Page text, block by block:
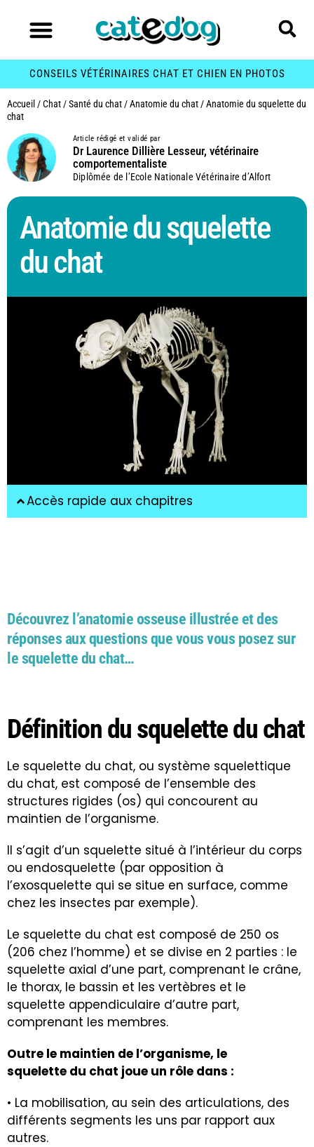
CONSEILS VÉTÉRINAIRES CHAT ET CHIEN EN PHOTOS
Accueil /Chat /Santé du chat /Anatomie du chat /Anatomie du squelette du
chat
Article rédigé et validé par
Dr Laurence Dillière Lesseur, vétérinaire
comportementaliste
Diplômée de l’Ecole Nationale Vétérinaire d’Alfort
Anatomie du squelette
du chat
Accès rapide aux chapitres
Découvrez l’anatomie osseuse illustrée et des
réponses aux questions que vous vous posez sur
le squelette du chat…
Définition du squelette du chat
Le squelette du chat, ou système squelettique
du chat, est composé de l’ensemble des
structures rigides (os) qui concourent au
maintien de l’organisme.
Il s’agit d’un squelette situé à l’intérieur du corps
ou endosquelette (par opposition à
l’exosquelette qui se situe en surface, comme
chez les insectes par exemple).
Le squelette du chat est composé de 250 os
(206 chez l’homme) et se divise en 2 parties : le
squelette axial d’une part, comprenant le crâne,
le thorax, le bassin et les vertèbres et le
squelette appendiculaire d’autre part,
comprenant les membres.
Outre le maintien de l’organisme, le
squelette du chat joue un rôle dans :
• La mobilisation, au sein des articulations, des
différents segments les uns par rapport aux
autres.